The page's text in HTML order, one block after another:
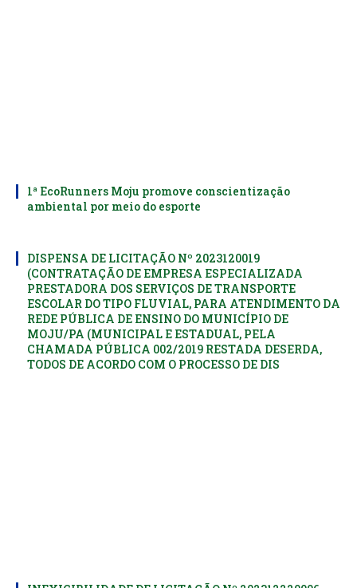
1ª EcoRunners Moju promove conscientização
ambiental por meio do esporte
DISPENSA DE LICITAÇÃO Nº 2023120019
(CONTRATAÇÃO DE EMPRESA ESPECIALIZADA
PRESTADORA DOS SERVIÇOS DE TRANSPORTE
ESCOLAR DO TIPO FLUVIAL, PARA ATENDIMENTO DA
REDE PÚBLICA DE ENSINO DO MUNICÍPIO DE
MOJU/PA (MUNICIPAL E ESTADUAL, PELA
CHAMADA PÚBLICA 002/2019 RESTADA DESERDA,
TODOS DE ACORDO COM O PROCESSO DE DIS